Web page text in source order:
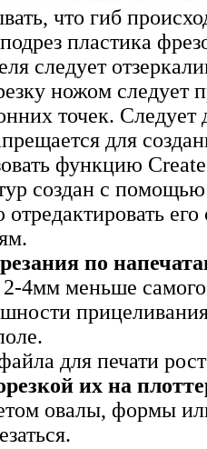
что гиб
пластика
следует
ножом следует
точек. Следует
для
функцию
создан с
по
4мм меньше
для печати
их на
овалы, формы